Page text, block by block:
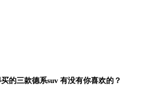
的三款德系suv 有没有你喜欢的？